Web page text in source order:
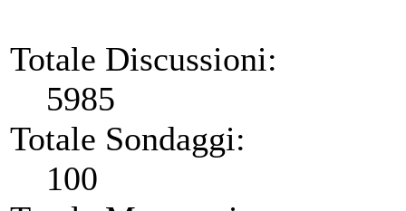
Totale Discussioni:
5985
Totale Sondaggi:
100